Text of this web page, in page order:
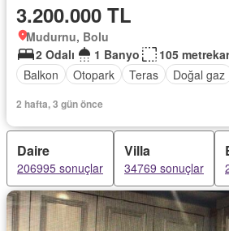
3.200.000 TL
Mudurnu, Bolu
2 Odalı
1 Banyo
105
Balkon
Otopark Teras Doğal gaz
2 hafta, 3 gün önce
Daire
206995 sonuçlar
Villa
34769 sonuçlar